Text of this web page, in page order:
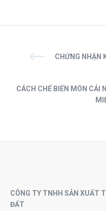
CHỨNG NHẬN
CÁCH CHẾ BIẾN MÓN CẢI
CÔNG TY TNHH SẢN XUẤT
ĐẤT